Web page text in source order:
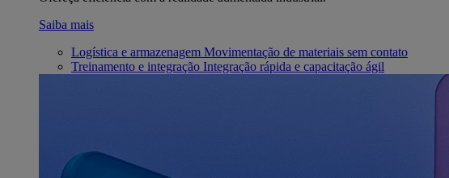
Saiba mais
Logística e armazenagem Movimentação de materiais sem contato
Treinamento e integração Integração rápida e capacitação ágil